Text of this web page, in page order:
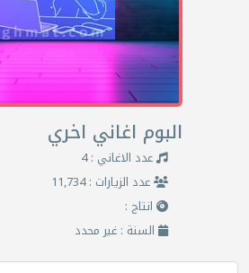
البوم اغاني اخري
عدد الاغاني : 4
عدد الزيارات : 11,734
انتاج :
السنة : غير محدد